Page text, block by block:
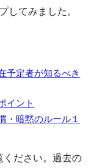
してみました。
予定者が知るべき
イント
・暗黙のルール１
ください。過去の